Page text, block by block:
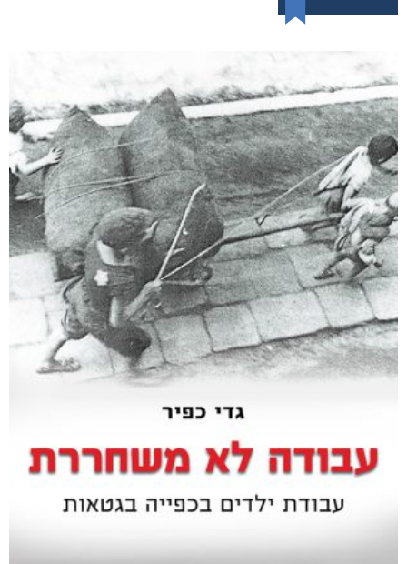
ללא סימנים מקדימים
₪ 36
–
₪76
מודפס
₪76
דיגיטלי
₪36